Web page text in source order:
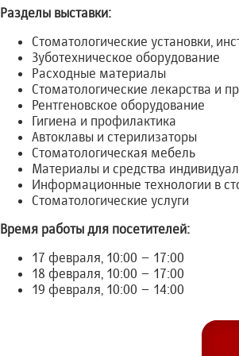
Разделы выставки:
Стоматологические установки,
Зуботехническое оборудование
Расходные материалы
Стоматологические лекарства и
Рентгеновское оборудование
Гигиена и профилактика
Автоклавы и стерилизаторы
Стоматологическая мебель
Материалы и средства
Информационные технологии в
Стоматологические услуги
Время работы для посетителей:
17 февраля, 10:00 – 17:00
18 февраля, 10:00 – 17:00
19 февраля, 10:00 – 14:00